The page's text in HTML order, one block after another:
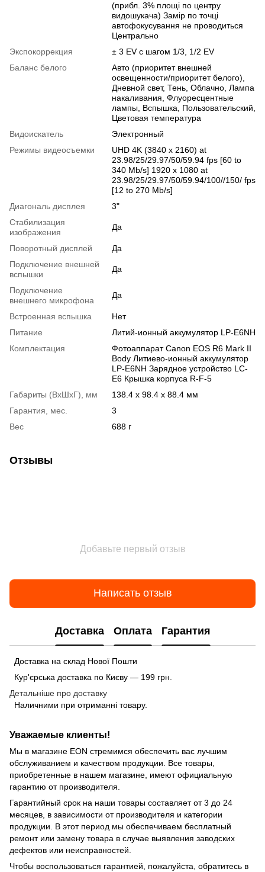
(прибл. 3% площі по центру
видошукача) Замір по точці
автофокусування не проводиться
Центрально
Экспокоррекция
± 3 EV с шагом 1/3, 1/2 EV
Баланс белого
Авто (приоритет внешней
освещенности/приоритет белого),
Дневной свет, Тень, Облачно, Лампа
накаливания, Флуоресцентные
лампы, Вспышка, Пользовательский,
Цветовая температура
Видоискатель
Электронный
Режимы видеосъемки
UHD 4K (3840 x 2160) at
23.98/25/29.97/50/59.94 fps [60 to
340 Mb/s] 1920 x 1080 at
23.98/25/29.97/50/59.94/100//150/ fps
[12 to 270 Mb/s]
Диагональ дисплея
3"
Стабилизация
изображения
Да
Поворотный дисплей
Да
Подключение внешней
вспышки
Да
Подключение
внешнего микрофона
Да
Встроенная вспышка
Нет
Питание
Литий-ионный аккумулятор LP-E6NH
Комплектация
Фотоаппарат Canon EOS R6 Mark II
Body Литиево-ионный аккумулятор
LP-E6NH Зарядное устройство LC-
E6 Крышка корпуса R-F-5
Габариты (ВхШхГ), мм
138.4 x 98.4 x 88.4 мм
Гарантия, мес.
3
Вес
688 г
Отзывы
Добавьте первый отзыв
Написать отзыв
Доставка Оплата Гарантия
Доставка на склад Нової Пошти
Кур'єрська доставка по Києву — 199 грн.
Детальніше про доставку
Наличними при отриманні товару.
Уважаемые клиенты!
Мы в магазине EON стремимся обеспечить вас лучшим
обслуживанием и качеством продукции. Все товары,
приобретенные в нашем магазине, имеют официальную
гарантию от производителя.
Гарантийный срок на наши товары составляет от 3 до 24
месяцев, в зависимости от производителя и категории
продукции. В этот период мы обеспечиваем бесплатный
ремонт или замену товара в случае выявления заводских
дефектов или неисправностей.
Чтобы воспользоваться гарантией, пожалуйста, обратитесь в